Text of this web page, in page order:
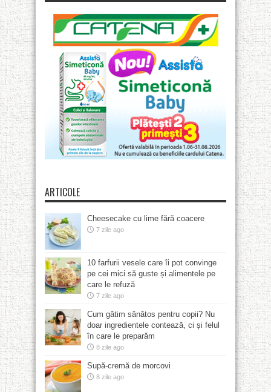
ARTICOLE
Cheesecake cu lime fără coacere
7 zile ago
10 farfurii vesele care îi pot convinge
pe cei mici să guste și alimentele pe
care le refuză
7 zile ago
Cum gătim sănătos pentru copii? Nu
doar ingredientele contează, ci și felul
în care le preparăm
8 zile ago
Supă-cremă de morcovi
8 zile ago